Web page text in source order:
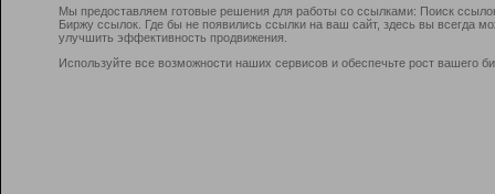
Мы предоставляем готовые решения для работы со ссылками: Поиск
Биржу ссылок. Где бы не появились ссылки на ваш сайт, здесь вы всегда
улучшить эффективность продвижения.
Используйте все возможности наших сервисов и обеспечьте рост вашего